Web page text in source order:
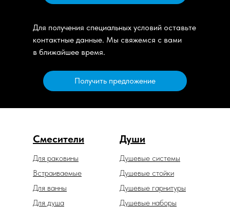
Для получения специальных условий оставьте
контактные данные. Мы свяжемся с вами
в ближайшее время.
Получить предложение
Смесители Души
Душевые гарнитуры
Душевые системы
Душевые наборы
Встраиваемые
Для ванны
Для душа
Для раковины
Душевые стойки